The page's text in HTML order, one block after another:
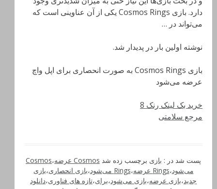
دارد. بازی Cosmos Rings یکی از آن عناوینی است که
می‌تواند در …
نوشته اولین بار در پدیدار شد.
بازی Cosmos Rings به صورت انحصاری برای اپل واچ
عرضه می‌شود
خرید بک لینک رنک 8
مرجع سلامتی
پست شد در : بازی برچسب زده شد Cosmos عرضه ،Cosmos
می‌شود،Rings عرضه ،Rings می‌شود ،بازی انحصاری،بازی
جدید،بازی عرضه،بازی می‌شود،برای،تازه های فناوری،دانلود